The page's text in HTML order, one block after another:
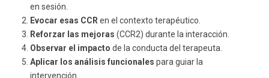
en sesión.
Evocar esas CCR en el contexto terapéutico.
Reforzar las mejoras (CCR2) durante la interacción.
Observar el impacto de la conducta del terapeuta.
Aplicar los análisis funcionales para guiar la
intervención.